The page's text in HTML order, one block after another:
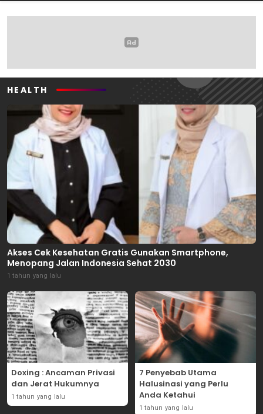
HEALTH
Akses Cek Kesehatan Gratis Gunakan Smartphone,
Menopang Jalan Indonesia Sehat 2030
1 tahun yang lalu
Doxing : Ancaman Privasi
dan Jerat Hukumnya
1 tahun yang lalu
7 Penyebab Utama
Halusinasi yang Perlu
Anda Ketahui
1 tahun yang lalu